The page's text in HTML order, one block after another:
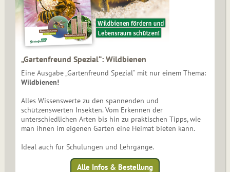
„Gartenfreund Spezial“: Wildbienen
Eine Ausgabe „Gartenfreund Spezial“ mit nur einem Thema:
Wildbienen!
Alles Wissenswerte zu den spannenden und
schützenswerten Insekten. Vom Erkennen der
unterschiedlichen Arten bis hin zu praktischen Tipps, wie
man ihnen im eigenen Garten eine Heimat bieten kann.
Ideal auch für Schulungen und Lehrgänge.
Alle Infos & Bestellung